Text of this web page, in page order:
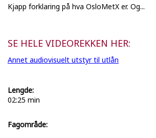
Kjapp forklaring på hva OsloMetX er. Og...
SE HELE VIDEOREKKEN HER:
Annet audiovisuelt utstyr til utlån
Lengde:
02:25 min
Fagområde: